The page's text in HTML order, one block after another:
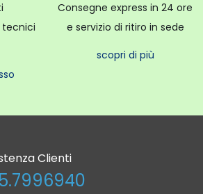
tecnici
Consegne express in 24 ore
e servizio di ritiro in sede
scopri di più
Clienti